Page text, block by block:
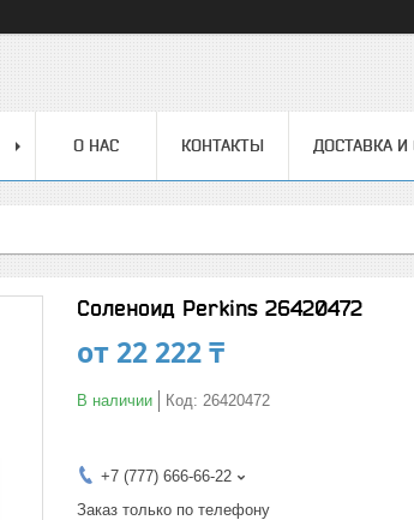
О НАС КОНТАКТЫ ДОСТАВКА И
Соленоид Perkins 26420472
от 22 222 ₸
В наличии Код: 26420472
+7 (777) 666-66-22
Заказ только по телефону